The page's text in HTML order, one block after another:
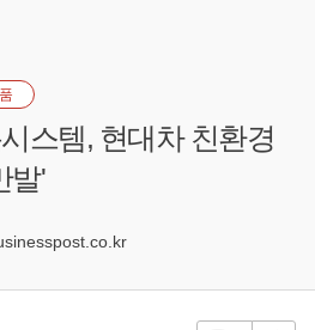
스템, 현대차 친환경
발'